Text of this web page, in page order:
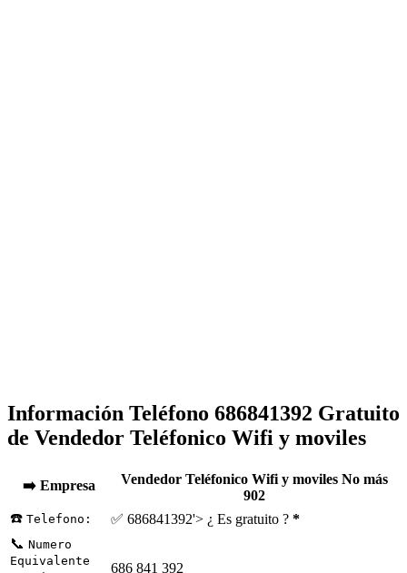
Información Teléfono 686841392 Gratuito
de Vendedor Teléfonico Wifi y moviles
➡️ Empresa
Vendedor Teléfonico Wifi y moviles No más
902
☎️ Telefono: ✅ 686841392'> ¿ Es gratuito ? *
📞 Numero
Equivalente
686 841 392